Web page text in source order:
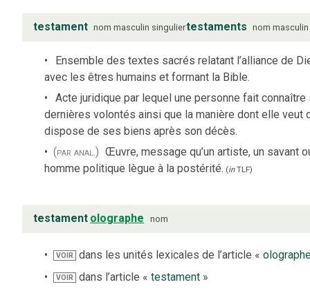
testament nom masculin singuliertestaments nom masculin
Ensemble des textes sacrés relatant l’alliance de
avec les êtres humains et formant la Bible.
Acte juridique par lequel une personne fait connaître
dernières volontés ainsi que la manière dont elle veut
dispose de ses biens après son décès.
(par anal.) Œuvre, message qu’un artiste, un savant
homme politique lègue à la postérité. (inTLF)
testament olographe nom
VOIR dans les unités lexicales de l’article «
VOIR dans l’article «testament »